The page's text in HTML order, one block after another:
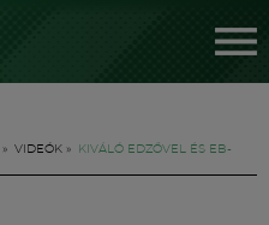
» VIDEÓK »
KIVÁLÓ EDZŐVEL ÉS EB-